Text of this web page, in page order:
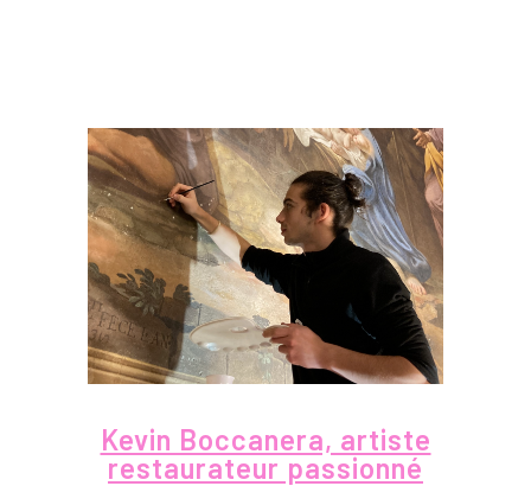
Kevin Boccanera, artiste
restaurateur passionné